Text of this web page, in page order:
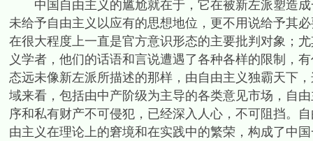
中国自由主义的尴尬就在于，它在被新左派塑造成
未给予自由主义以应有的思想地位，更不用说给予其
在很大程度上一直是官方意识形态的主要批判对象；
义学者，他们的话语和言说遭遇了各种各样的限制，
态远未像新左派所描述的那样，由自由主义独霸天下
域来看，包括由中产阶级为主导的各类意见市场，自
序和私有财产不可侵犯，已经深入人心，不可阻挡。
由主义在理论上的窘境和在实践中的繁荣，构成了中